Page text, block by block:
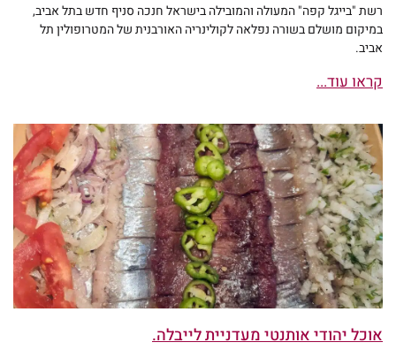
רשת "בייגל קפה" המעולה והמובילה בישראל חנכה סניף חדש בתל אביב,
במיקום מושלם בשורה נפלאה לקולינריה האורבנית של המטרופולין תל
אביב.
קראו עוד...
אוכל יהודי אותנטי מעדניית לייבלה.